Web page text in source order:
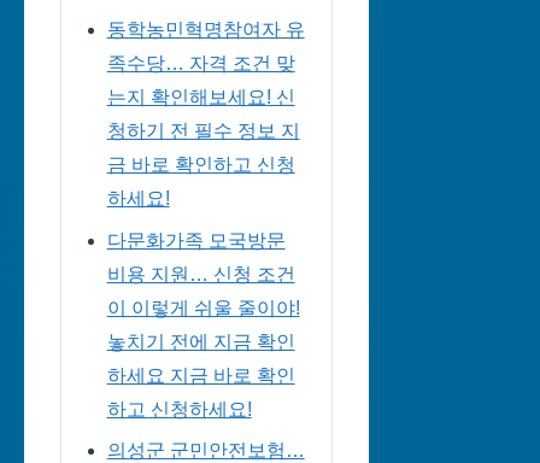
동학농민혁명참여자 유
족수당… 자격 조건 맞
는지 확인해보세요! 신
청하기 전 필수 정보 지
금 바로 확인하고 신청
하세요!
다문화가족 모국방문
비용 지원… 신청 조건
이 이렇게 쉬울 줄이야!
놓치기 전에 지금 확인
하세요 지금 바로 확인
하고 신청하세요!
의성군 군민안전보험…